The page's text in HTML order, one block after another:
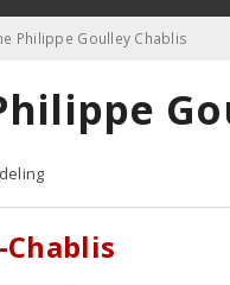
Philippe Goulley Chablis